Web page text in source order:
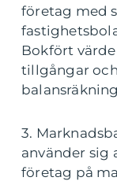
företag med
Bokfört
tillgångar
3.
använder sig
företag på